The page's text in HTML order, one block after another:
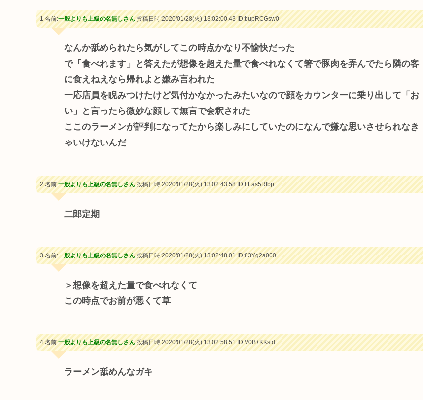
1 名前:一般よりも上級の名無しさん投稿日時:2020/01/28(火) 13:02:00.43ID:bupRCGsw0
なんか舐められたら気がしてこの時点かなり不愉快だった
で「食べれます」と答えたが想像を超えた量で食べれなくて箸で豚肉を弄んでたら隣の客
に食えねえなら帰れよと嫌み言われた
一応店員を睨みつけたけど気付かなかったみたいなので顔をカウンターに乗り出して「お
い」と言ったら微妙な顔して無言で会釈された
ここのラーメンが評判になってたから楽しみにしていたのになんで嫌な思いさせられなき
ゃいけないんだ
2 名前:一般よりも上級の名無しさん投稿日時:2020/01/28(火) 13:02:43.58ID:hLas5Rfbp
二郎定期
3 名前:一般よりも上級の名無しさん投稿日時:2020/01/28(火) 13:02:48.01ID:83Yg2a060
＞想像を超えた量で食べれなくて
この時点でお前が悪くて草
4 名前:一般よりも上級の名無しさん投稿日時:2020/01/28(火) 13:02:58.51ID:V0B+KKstd
ラーメン舐めんなガキ